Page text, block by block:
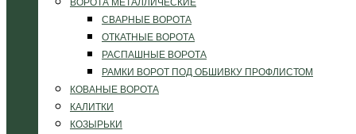
СВАРНЫЕ ВОРОТА
ОТКАТНЫЕ ВОРОТА
РАСПАШНЫЕ ВОРОТА
РАМКИ ВОРОТ ПОД ОБШИВКУ ПРОФЛИСТОМ
КОВАНЫЕ ВОРОТА
КАЛИТКИ
КОЗЫРЬКИ